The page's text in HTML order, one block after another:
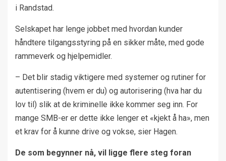
i Randstad.
Selskapet har lenge jobbet med hvordan kunder
håndtere tilgangsstyring på en sikker måte, med gode
rammeverk og hjelpemidler.
– Det blir stadig viktigere med systemer og rutiner for
autentisering (hvem er du) og autorisering (hva har du
lov til) slik at de kriminelle ikke kommer seg inn. For
mange SMB-er er dette ikke lenger et «kjekt å ha», men
et krav for å kunne drive og vokse, sier Hagen.
De som begynner nå, vil ligge flere steg foran